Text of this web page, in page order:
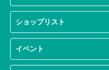
ショップリスト
イベント